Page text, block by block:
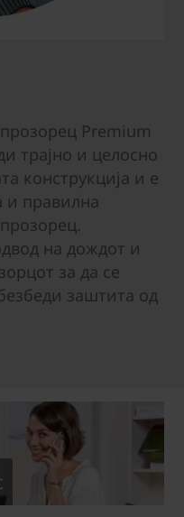
Premium
трајно и целосно
конструкција и е
и правилна
на дождот и
за да се
заштита од